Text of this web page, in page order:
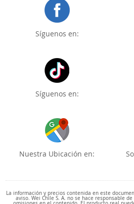
Síguenos en:
Síguenos en:
Nuestra Ubicación en:
La información y precios contenida en este
aviso. Wei Chile S. A. no se hace responsable